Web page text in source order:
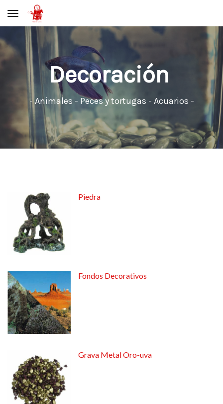
Toggle navigation
Decoración
- Animales - Peces y tortugas - Acuarios -
Piedra
Fondos Decorativos
Grava Metal Oro-uva